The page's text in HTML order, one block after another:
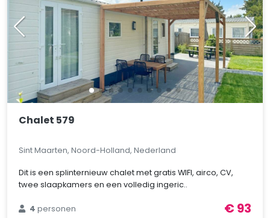
Chalet 579
Sint Maarten, Noord-Holland, Nederland
Dit is een splinternieuw chalet met gratis WIFI, airco, CV,
twee slaapkamers en een volledig ingeric..
4personen
€ 93